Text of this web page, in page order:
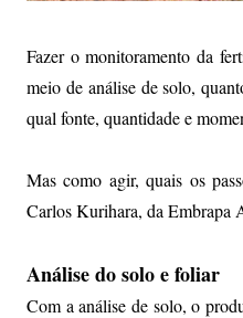
Fazer o monitoramento da
meio de análise de solo,
qual fonte, quantidade e
Mas como agir, quais os
Carlos Kurihara, da Embrapa
Análise do solo e foliar
Com a análise de solo, o